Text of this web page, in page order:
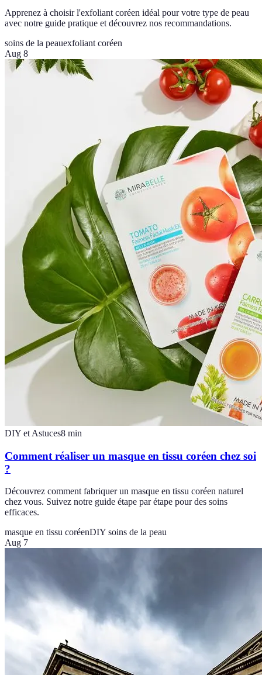
Apprenez à choisir l'exfoliant coréen idéal pour votre type de peau
avec notre guide pratique et découvrez nos recommandations.
soins de la peauexfoliant coréen
Aug 8
DIY et Astuces8 min
Comment réaliser un masque en tissu coréen chez soi
?
Découvrez comment fabriquer un masque en tissu coréen naturel
chez vous. Suivez notre guide étape par étape pour des soins
efficaces.
masque en tissu coréenDIY soins de la peau
Aug 7